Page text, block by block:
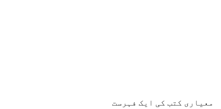
معیاری کتب کی ایک فہرست